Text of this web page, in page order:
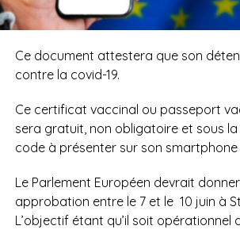
Ce document attestera que son
contre la covid-19.
Ce certificat vaccinal ou passeport
sera gratuit, non obligatoire et sous la
code à présenter sur son smartphone
Le Parlement Européen devrait
approbation entre le 7 et le 10 juin à
L’objectif étant qu’il soit opérationnel